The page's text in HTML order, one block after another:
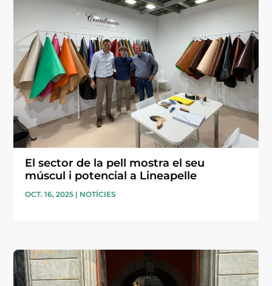
El sector de la pell mostra el seu
múscul i potencial a Lineapelle
OCT. 16, 2025 | NOTÍCIES